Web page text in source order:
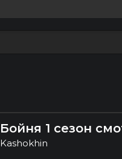
Бойня 1 сезон
Kashokhin